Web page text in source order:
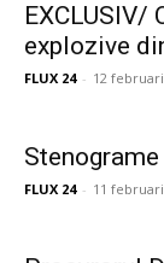
EXCLUSIV/
explozive
FLUX 24 - 12
FLUX 24 - 11